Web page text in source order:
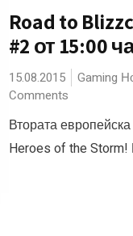
Road to
#2 от 15:00
15.08.2015 Gaming
Comments
Втората
Heroes of the Storm!